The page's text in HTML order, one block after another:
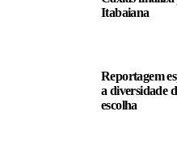
Itabaiana
Reportagem
a diversidade
escolha